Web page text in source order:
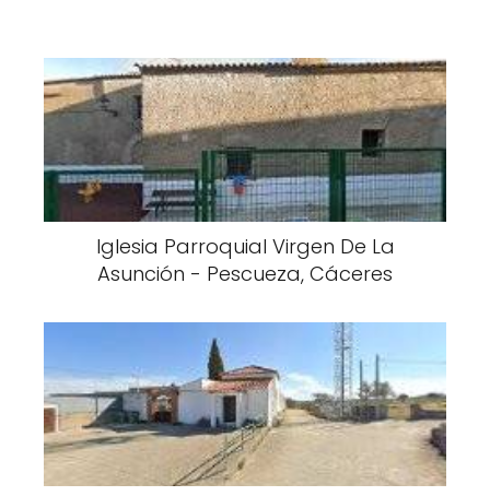
Iglesia Parroquial Virgen De La
Asunción - Pescueza, Cáceres